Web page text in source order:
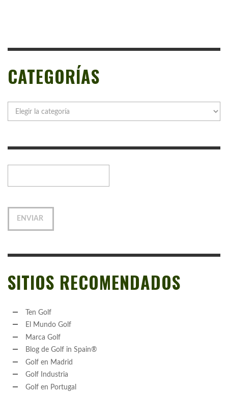
CATEGORÍAS
SITIOS RECOMENDADOS
Ten Golf
El Mundo Golf
Marca Golf
Blog de Golf in Spain®
Golf en Madrid
Golf Industria
Golf en Portugal